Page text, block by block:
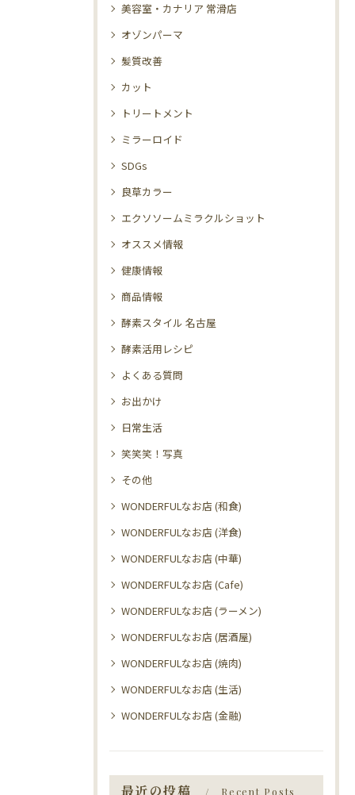
美容室・カナリア 常滑店
オゾンパーマ
髪質改善
カット
トリートメント
ミラーロイド
SDGs
良草カラー
エクソソームミラクルショット
オススメ情報
健康情報
商品情報
酵素スタイル 名古屋
酵素活用レシピ
よくある質問
お出かけ
日常生活
笑笑笑！写真
その他
WONDERFULなお店 (和食)
WONDERFULなお店 (洋食)
WONDERFULなお店 (中華)
WONDERFULなお店 (Cafe)
WONDERFULなお店 (ラーメン)
WONDERFULなお店 (居酒屋)
WONDERFULなお店 (焼肉)
WONDERFULなお店 (生活)
WONDERFULなお店 (金融)
最近の投稿 Recent Posts